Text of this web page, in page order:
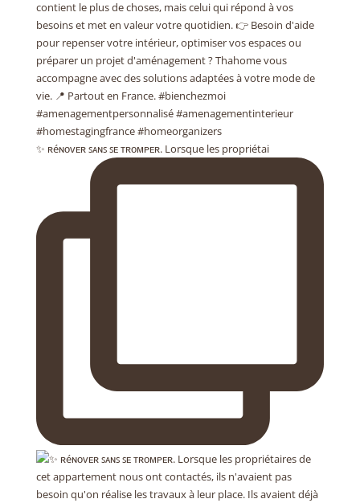
✨ ʀéɴᴏᴠᴇʀ ꜱᴀɴꜱ ꜱᴇ ᴛʀᴏᴍᴘᴇʀ. Lorsque les propriétai